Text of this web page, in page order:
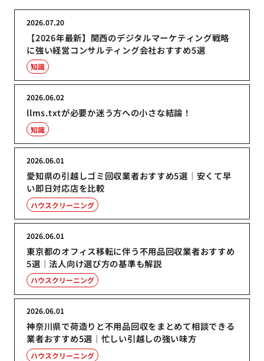
【2026年最新】関西のデジタルマーケティング戦略
に強い経営コンサルティング会社おすすめ5選
2026.07.20
知識
llms.txtが必要か迷う方への小さな結論！
2026.06.02
知識
愛知県の引越しゴミ回収業者おすすめ5選｜安くて早
い即日対応店を比較
2026.06.01
ハウスクリーニング
東京都のオフィス移転に伴う不用品回収業者おすすめ
5選｜法人向け選び方の基準も解説
2026.06.01
ハウスクリーニング
神奈川県で荷造りと不用品回収をまとめて相談できる
業者おすすめ5選｜忙しい引越しの強い味方
2026.06.01
ハウスクリーニング